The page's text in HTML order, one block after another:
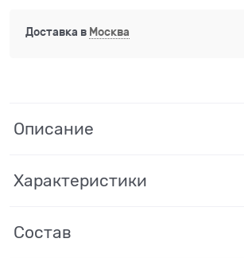
Доставка в Москва
Описание
Характеристики
Состав